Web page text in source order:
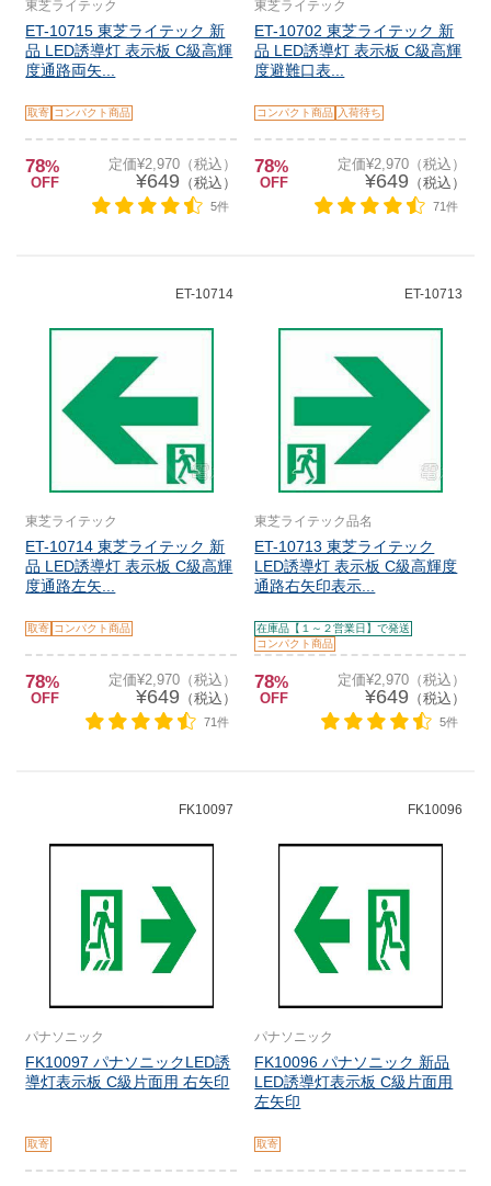
東芝ライテック
ET-10715 東芝ライテック 新
品 LED誘導灯 表示板 C級高輝
度通路両矢...
取寄 コンパクト商品
78%
OFF
定価¥2,970（税込）
¥649 （税込）
5件
東芝ライテック
ET-10702 東芝ライテック 新
品 LED誘導灯 表示板 C級高輝
度避難口表...
コンパクト商品 入荷待ち
78%
OFF
定価¥2,970（税込）
¥649 （税込）
71件
ET-10714
東芝ライテック
ET-10714 東芝ライテック 新
品 LED誘導灯 表示板 C級高輝
度通路左矢...
取寄 コンパクト商品
78%
OFF
定価¥2,970（税込）
¥649 （税込）
71件
ET-10713
東芝ライテック品名
ET-10713 東芝ライテック
LED誘導灯 表示板 C級高輝度
通路右矢印表示...
在庫品【１～２営業日】で発送
コンパクト商品
78%
OFF
定価¥2,970（税込）
¥649 （税込）
5件
FK10097
パナソニック
FK10097 パナソニックLED誘
導灯表示板 C級片面用 右矢印
取寄
FK10096
パナソニック
FK10096 パナソニック 新品
LED誘導灯表示板 C級片面用
左矢印
取寄